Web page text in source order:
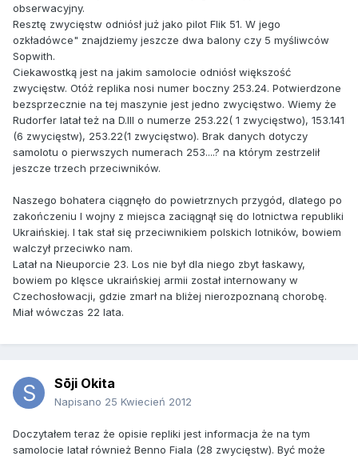
obserwacyjny.
Resztę zwycięstw odniósł już jako pilot Flik 51. W jego
ozkładówce" znajdziemy jeszcze dwa balony czy 5 myśliwców
Sopwith.
Ciekawostką jest na jakim samolocie odniósł większość
zwycięstw. Otóż replika nosi numer boczny 253.24. Potwierdzone
bezsprzecznie na tej maszynie jest jedno zwycięstwo. Wiemy że
Rudorfer latał też na D.III o numerze 253.22( 1 zwycięstwo), 153.141
(6 zwycięstw), 253.22(1 zwycięstwo). Brak danych dotyczy
samolotu o pierwszych numerach 253....? na którym zestrzelił
jeszcze trzech przeciwników.
Naszego bohatera ciągnęło do powietrznych przygód, dlatego po
zakończeniu I wojny z miejsca zaciągnął się do lotnictwa republiki
Ukraińskiej. I tak stał się przeciwnikiem polskich lotników, bowiem
walczył przeciwko nam.
Latał na Nieuporcie 23. Los nie był dla niego zbyt łaskawy,
bowiem po klęsce ukraińskiej armii został internowany w
Czechosłowacji, gdzie zmarł na bliżej nierozpoznaną chorobę.
Miał wówczas 22 lata.
Sōji Okita
Napisano 25 Kwiecień 2012
Doczytałem teraz że opisie repliki jest informacja że na tym
samolocie latał również Benno Fiala (28 zwycięstw). Być może